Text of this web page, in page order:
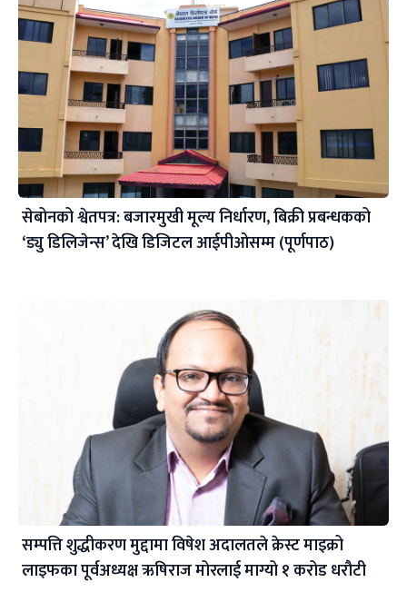
सेबोनको श्वेतपत्र: बजारमुखी मूल्य निर्धारण, बिक्री प्रबन्धकको
‘ड्यु डिलिजेन्स’ देखि डिजिटल आईपीओसम्म (पूर्णपाठ)
सम्पत्ति शुद्धीकरण मुद्दामा विषेश अदालतले क्रेस्ट माइक्रो
लाइफका पूर्वअध्यक्ष ऋषिराज मोरलाई माग्यो १ करोड धरौटी